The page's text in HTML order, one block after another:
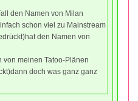
den Namen von Milan
schon viel zu Mainstream
den Namen von
von meinen Tatoo-Plänen
doch was ganz ganz